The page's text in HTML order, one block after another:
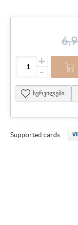
+
-
სურვილების სია
Supported cards